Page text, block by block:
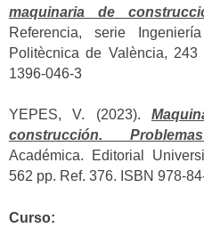
maquinaria de
Referencia, serie
Politècnica de València,
1396-046-3
YEPES, V. (2023).
construcción.
Académica. Editorial
562 pp. Ref. 376. ISBN 978-
Curso: